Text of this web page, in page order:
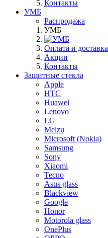
Контакты
УМБ
Распродажа
УМБ
Оплата и доставка
Акции
Контакты
Защитные стекла
Apple
HTC
Huawei
Lenovo
LG
Meizu
Microsoft (Nokia)
Samsung
Sony
Xiaomi
Tecno
Asus glass
Blackview
Google
Honor
Motorola glass
OnePlus